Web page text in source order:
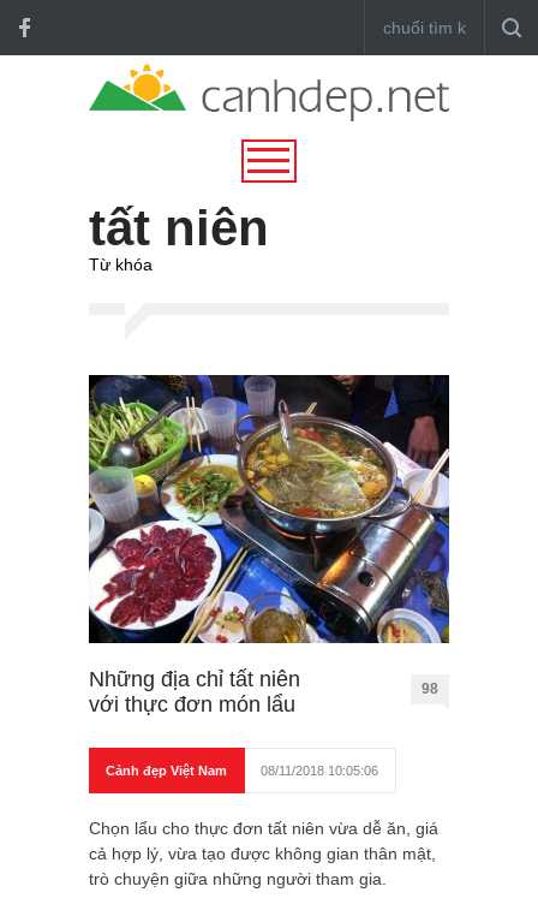
tất niên
Từ khóa
Những địa chỉ tất niên
với thực đơn món lẩu
98
Cảnh đẹp Việt Nam 08/11/2018 10:05:06
Chọn lẩu cho thực đơn tất niên vừa dễ ăn, giá
cả hợp lý, vừa tạo được không gian thân mật,
trò chuyện giữa những người tham gia.